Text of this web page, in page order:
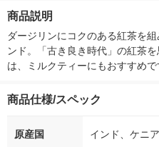
シ） オリジナル
商品説明
ダージリンにコクのある紅茶を
ンド。「古き良き時代」の紅茶
は、ミルクティーにもおすすめで
商品仕様/スペック
原産国 インド、ケニ